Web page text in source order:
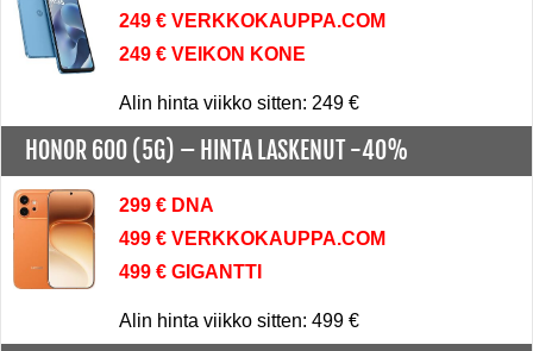
249 € VERKKOKAUPPA.COM
249 € VEIKON KONE
Alin hinta viikko sitten: 249 €
HONOR 600 (5G) – HINTA LASKENUT -40%
299 € DNA
499 € VERKKOKAUPPA.COM
499 € GIGANTTI
Alin hinta viikko sitten: 499 €